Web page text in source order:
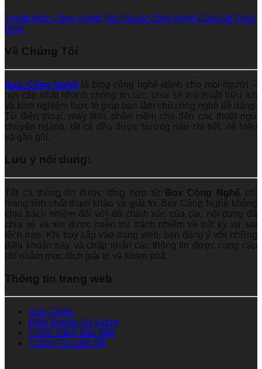
Thuật Ngữ Công Nghệ Thủ Thuật Công Nghệ Chia Sẻ Tổng
Hợp
Về Chúng Tôi
Box Công Nghệ là blog công nghệ dành cho mọi người –
nơi cập nhật nhanh chóng tin tức, chia sẻ thủ thuật hữu ích
và kinh nghiệm thực tế giúp bạn làm chủ công nghệ dễ dàng.
Từ điện thoại, máy tính, phần mềm cho đến các thuật ngữ
chuyên ngành, tất cả đều được hướng dẫn chi tiết, dễ hiểu
và gần gũi.
Lưu ý nội dung:
Tất cả thông tin được tổng hợp từ Box Công Nghệ chỉ
mang tính chất tham khảo và giải trí. Box Công Nghệ không
chịu trách nhiệm đối với độ chính xác của các nội dung đã
chia sẻ và xin được miễn trừ trách nhiệm về bất kỳ sự sai
lệch nào. Khi truy cập vào trang web, bạn đồng ý với những
điều khoản này và chấp nhận các thông tin được cung cấp
chỉ nhằm mục đích giải trí và khám phá.
Thông tin trang web
Giới Thiệu
Điều Khoản Sử Dụng
Chính Sách Bảo Mật
Thông Tin Liên Hệ